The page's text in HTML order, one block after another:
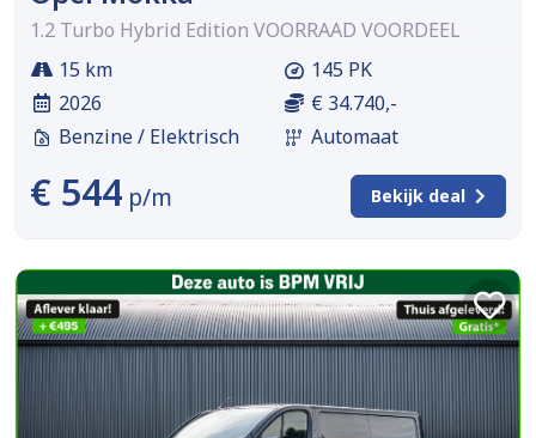
1.2 Turbo Hybrid Edition VOORRAAD VOORDEEL
15 km
2026
Benzine / Elektrisch
145 PK
€ 34.740,-
Automaat
€ 544 p/m Bekijk deal